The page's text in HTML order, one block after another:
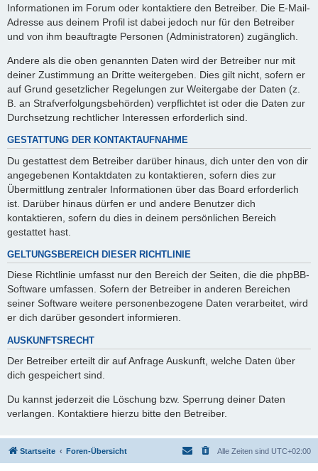
Informationen im Forum oder kontaktiere den Betreiber. Die E-Mail-
Adresse aus deinem Profil ist dabei jedoch nur für den Betreiber
und von ihm beauftragte Personen (Administratoren) zugänglich.
Andere als die oben genannten Daten wird der Betreiber nur mit
deiner Zustimmung an Dritte weitergeben. Dies gilt nicht, sofern er
auf Grund gesetzlicher Regelungen zur Weitergabe der Daten (z.
B. an Strafverfolgungsbehörden) verpflichtet ist oder die Daten zur
Durchsetzung rechtlicher Interessen erforderlich sind.
GESTATTUNG DER KONTAKTAUFNAHME
Du gestattest dem Betreiber darüber hinaus, dich unter den von dir
angegebenen Kontaktdaten zu kontaktieren, sofern dies zur
Übermittlung zentraler Informationen über das Board erforderlich
ist. Darüber hinaus dürfen er und andere Benutzer dich
kontaktieren, sofern du dies in deinem persönlichen Bereich
gestattet hast.
GELTUNGSBEREICH DIESER RICHTLINIE
Diese Richtlinie umfasst nur den Bereich der Seiten, die die phpBB-
Software umfassen. Sofern der Betreiber in anderen Bereichen
seiner Software weitere personenbezogene Daten verarbeitet, wird
er dich darüber gesondert informieren.
AUSKUNFTSRECHT
Der Betreiber erteilt dir auf Anfrage Auskunft, welche Daten über
dich gespeichert sind.
Du kannst jederzeit die Löschung bzw. Sperrung deiner Daten
verlangen. Kontaktiere hierzu bitte den Betreiber.
Startseite Foren-Übersicht Alle Zeiten sind UTC+02:00